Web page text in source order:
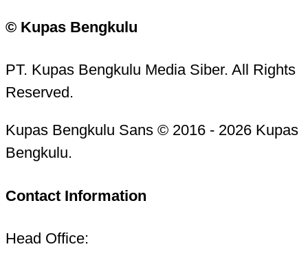
© Kupas Bengkulu
PT. Kupas Bengkulu Media Siber. All Rights
Reserved.
Kupas Bengkulu Sans © 2016 - 2026 Kupas
Bengkulu.
Contact Information
Head Office: